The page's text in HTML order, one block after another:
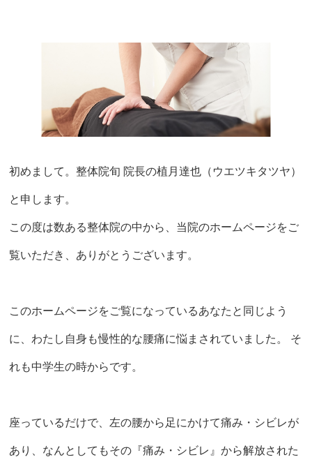
初めまして。整体院旬 院長の植月達也（ウエツキタツヤ）
と申します。
この度は数ある整体院の中から、当院のホームページをご
覧いただき、ありがとうございます。
このホームページをご覧になっているあなたと同じよう
に、わたし自身も慢性的な腰痛に悩まされていました。 そ
れも中学生の時からです。
座っているだけで、左の腰から足にかけて痛み・シビレが
あり、なんとしてもその『痛み・シビレ』から解放された